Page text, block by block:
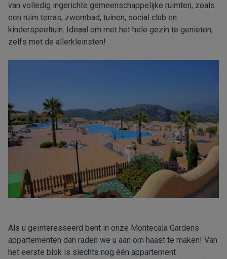
van volledig ingerichte gemeenschappelijke ruimten, zoals
een ruim terras, zwembad, tuinen, social club en
kinderspeeltuin. Ideaal om met het hele gezin te genieten,
zelfs met de allerkleinsten!
Als u geïnteresseerd bent in onze Montecala Gardens
appartementen dan raden we u aan om haast te maken! Van
het eerste blok is slechts nog één appartement